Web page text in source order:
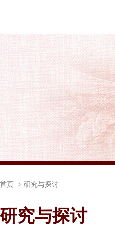
首页 > 研究与探讨
研究与探讨